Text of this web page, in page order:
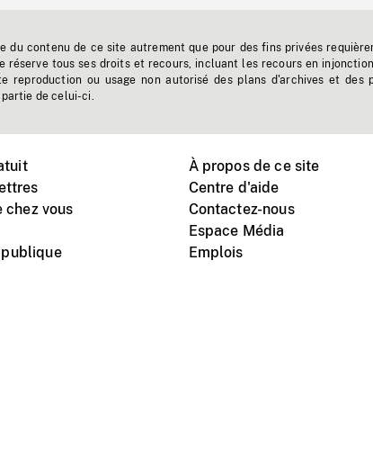
du contenu de ce site autrement que pour des fins privées
réserve tous ses droits et recours, incluant les recours en
reproduction ou usage non autorisé des plans d'archives et des
de celui-ci.
chez vous
À propos de ce site
Centre d'aide
Contactez-nous
Espace Média
Emplois